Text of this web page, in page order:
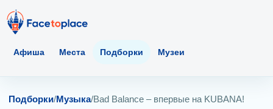
Афиша Места Подборки Музеи
Подборки/Музыка/Bad Balance – впервые на KUBANA!